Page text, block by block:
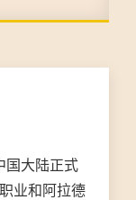
国大陆正式
业和阿拉德